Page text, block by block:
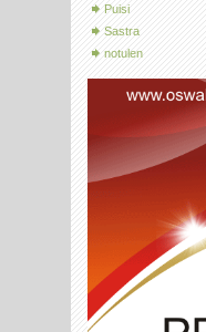
Puisi
Sastra
notulen